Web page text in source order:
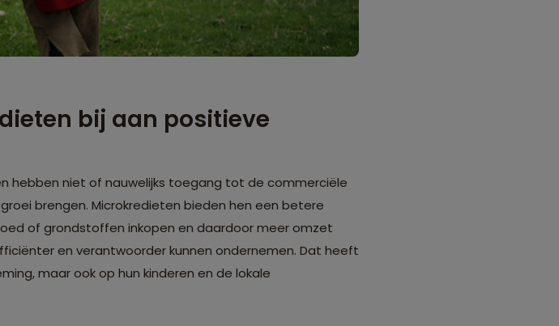
bij aan positieve
hebben niet of nauwelijks toegang tot de commerciële
brengen. Microkredieten bieden hen een betere
of grondstoffen inkopen en daardoor meer omzet
en verantwoorder kunnen ondernemen. Dat heeft
maar ook op hun kinderen en de lokale